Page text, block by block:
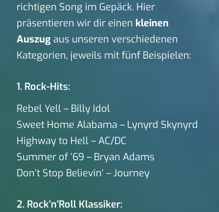
richtigen Song im Gepäck. Hier
präsentieren wir dir einen kleinen
Auszugaus unseren verschiedenen
Kategorien, jeweils mit fünf Beispielen:
1. Rock-Hits:
Rebel Yell – Billy Idol
Sweet Home Alabama – Lynyrd Skynyrd
Highway to Hell – AC/DC
Summer of ’69 – Bryan Adams
Don’t Stop Believin‘ – Journey
2. Rock’n’Roll Klassiker: